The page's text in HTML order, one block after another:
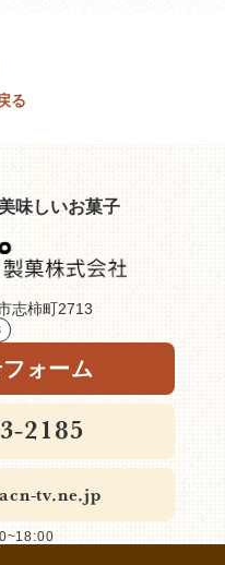
る
味しいお菓子
志柿町2713
ォーム
2185
tv.ne.jp